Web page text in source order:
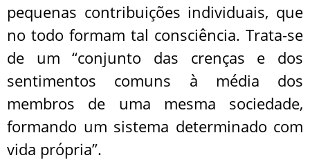
pequenas contribuições individuais, que
no todo formam tal consciência. Trata-se
de um “conjunto das crenças e dos
sentimentos comuns à média dos
membros de uma mesma sociedade,
formando um sistema determinado com
vida própria”.